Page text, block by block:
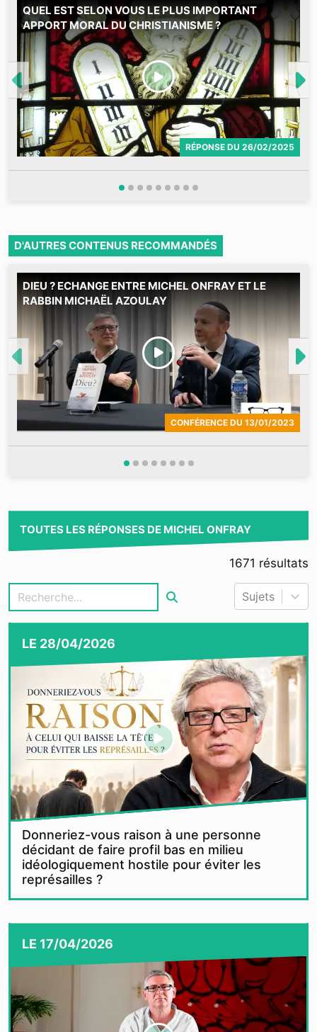
QUEL EST SELON VOUS LE PLUS IMPORTANT
APPORT MORAL DU CHRISTIANISME ?
RÉPONSE DU 26/02/2025
D'AUTRES CONTENUS RECOMMANDÉS
DIEU ? ECHANGE ENTRE MICHEL ONFRAY ET LE
RABBIN MICHAËL AZOULAY
CONFÉRENCE DU 13/01/2023
TOUTES LES RÉPONSES DE MICHEL ONFRAY
1671 résultats
Sujets
LE 28/04/2026
Donneriez-vous raison à une personne
décidant de faire profil bas en milieu
idéologiquement hostile pour éviter les
représailles ?
LE 17/04/2026